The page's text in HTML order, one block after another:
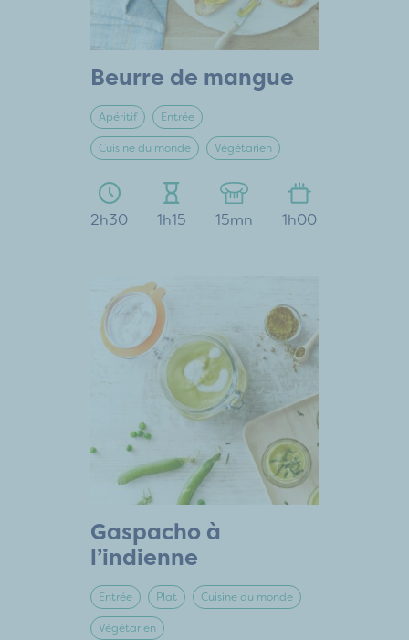
Beurre de mangue
Apéritif Entrée
Cuisine du monde Végétarien
2h30 1h15 15mn 1h00
Gaspacho à
l’indienne
Entrée Plat Cuisine du monde
Végétarien